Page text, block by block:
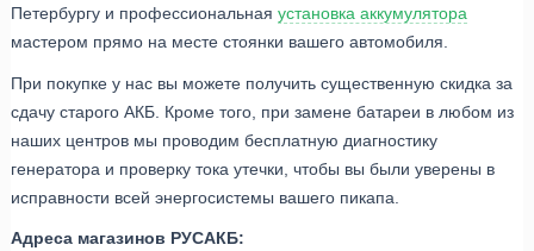
Петербургу и профессиональная установка аккумулятора
мастером прямо на месте стоянки вашего автомобиля.
При покупке у нас вы можете получить существенную скидка за
сдачу старого АКБ. Кроме того, при замене батареи в любом из
наших центров мы проводим бесплатную диагностику
генератора и проверку тока утечки, чтобы вы были уверены в
исправности всей энергосистемы вашего пикапа.
Адреса магазинов РУСАКБ: